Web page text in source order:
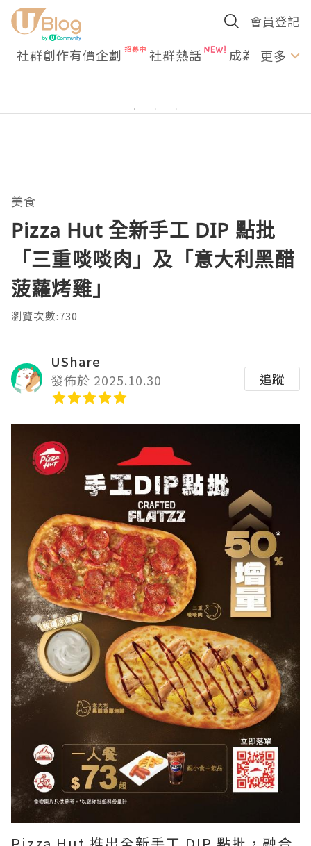
會員登記
社群創作有價企劃 社群熱話 成為U更多
美食
Pizza Hut 全新手工 DIP 點批
「三重啖啖肉」及「意大利黑醋
菠蘿烤雞」
瀏覽次數:730
UShare
發佈於 2025.10.30
追蹤